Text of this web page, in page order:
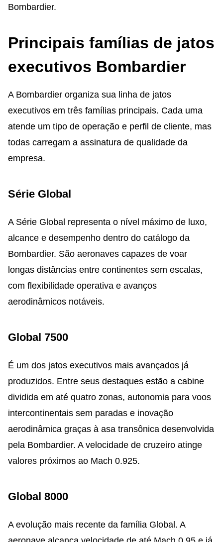
Bombardier.
Principais famílias de jatos
executivos Bombardier
A Bombardier organiza sua linha de jatos
executivos em três famílias principais. Cada uma
atende um tipo de operação e perfil de cliente, mas
todas carregam a assinatura de qualidade da
empresa.
Série Global
A Série Global representa o nível máximo de luxo,
alcance e desempenho dentro do catálogo da
Bombardier. São aeronaves capazes de voar
longas distâncias entre continentes sem escalas,
com flexibilidade operativa e avanços
aerodinâmicos notáveis.
Global 7500
É um dos jatos executivos mais avançados já
produzidos. Entre seus destaques estão a cabine
dividida em até quatro zonas, autonomia para voos
intercontinentais sem paradas e inovação
aerodinâmica graças à asa transônica desenvolvida
pela Bombardier. A velocidade de cruzeiro atinge
valores próximos ao Mach 0.925.
Global 8000
A evolução mais recente da família Global. A